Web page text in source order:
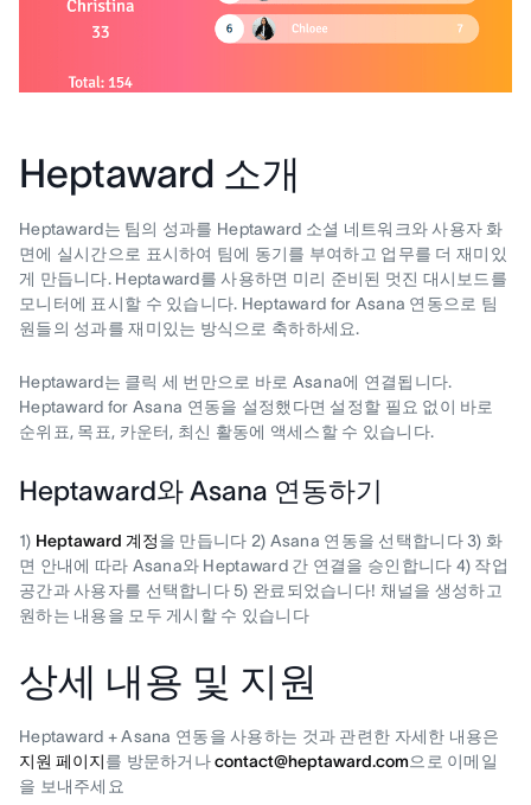
Heptaward 소개
Heptaward는 팀의 성과를 Heptaward 소셜 네트워크와 사용자 화
면에 실시간으로 표시하여 팀에 동기를 부여하고 업무를 더 재미있
게 만듭니다. Heptaward를 사용하면 미리 준비된 멋진 대시보드를
모니터에 표시할 수 있습니다. Heptaward for Asana 연동으로 팀
원들의 성과를 재미있는 방식으로 축하하세요.
Heptaward는 클릭 세 번만으로 바로 Asana에 연결됩니다.
Heptaward for Asana 연동을 설정했다면 설정할 필요 없이 바로
순위표, 목표, 카운터, 최신 활동에 액세스할 수 있습니다.
Heptaward와 Asana 연동하기
1) Heptaward 계정을 만듭니다 2) Asana 연동을 선택합니다 3) 화
면 안내에 따라 Asana와 Heptaward 간 연결을 승인합니다 4) 작업
공간과 사용자를 선택합니다 5) 완료되었습니다! 채널을 생성하고
원하는 내용을 모두 게시할 수 있습니다
상세 내용 및 지원
Heptaward + Asana 연동을 사용하는 것과 관련한 자세한 내용은
지원 페이지를 방문하거나contact@heptaward.com으로 이메일
을 보내주세요